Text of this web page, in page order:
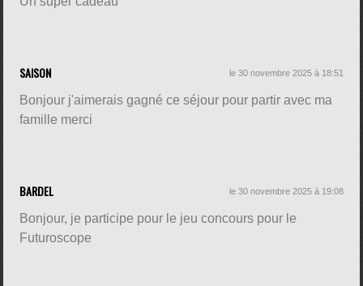
SAISON le 30 novembre 2025 à 18:51
Bonjour j'aimerais gagné ce séjour pour partir avec ma
famille merci
BARDEL le 30 novembre 2025 à 19:08
Bonjour, je participe pour le jeu concours pour le
Futuroscope